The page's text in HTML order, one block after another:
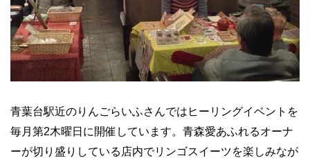
青葉台駅近のりんごらいふさんではヒーリングイベントを
毎月第2木曜日に開催しています。青森愛あふれるオーナ
ーが切り盛りしている店内でリンゴスイーツを楽しみなが